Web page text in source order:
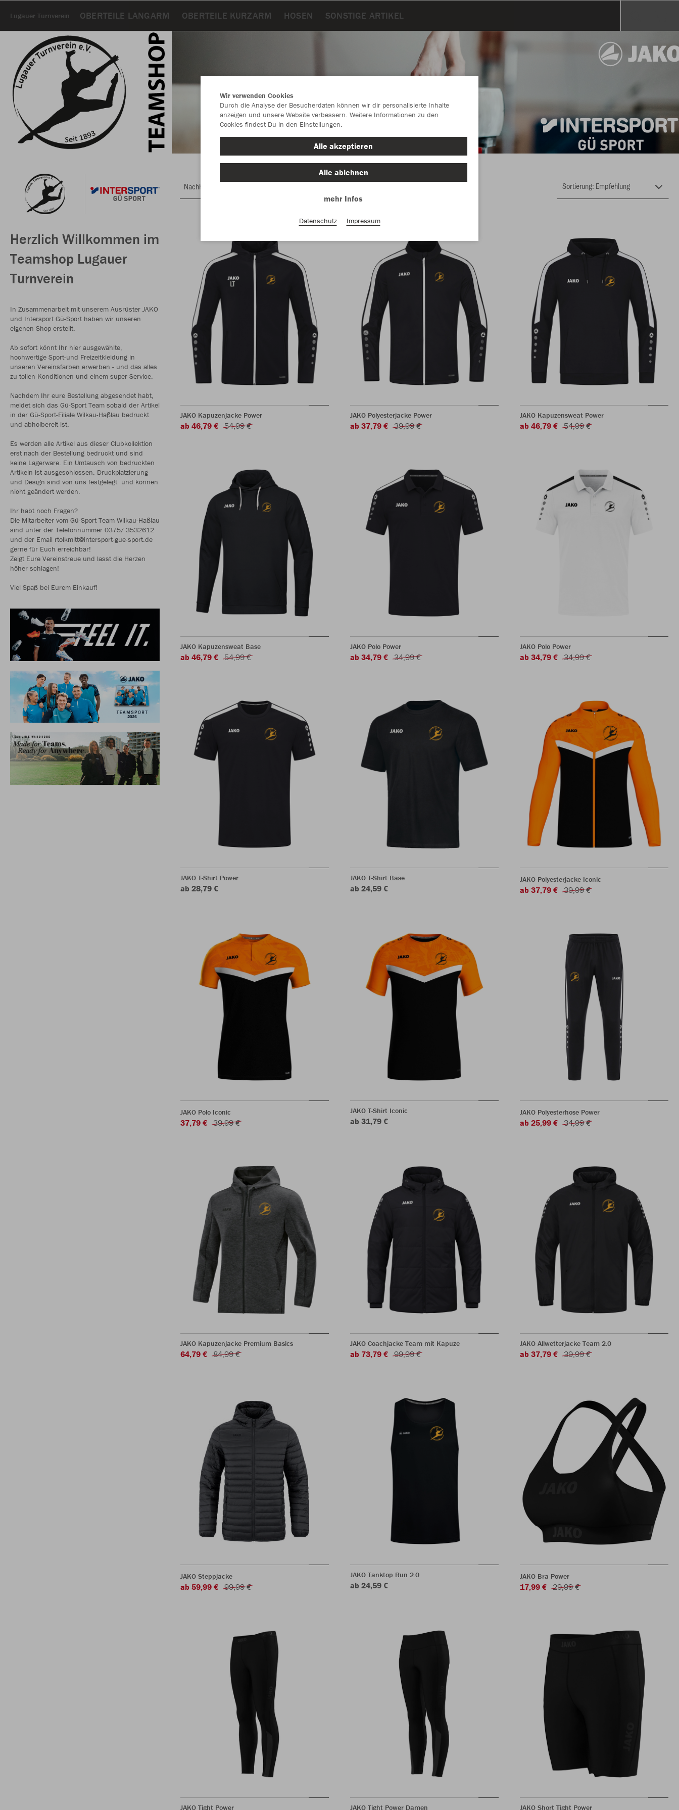
Lugauer Turnverein OBERTEILE LANGARM OBERTEILE KURZARM HOSEN SONSTIGE ARTIKEL
Herzlich Willkommen im
Teamshop Lugauer
Turnverein
In Zusammenarbeit mit unserem Ausrüster JAKO
und Intersport Gü-Sport haben wir unseren
eigenen Shop erstellt.
Ab sofort könnt Ihr hier ausgewählte,
hochwertige Sport-und Freizeitkleidung in
unseren Vereinsfarben erwerben - und das alles
zu tollen Konditionen und einem super Service.
Nachdem Ihr eure Bestellung abgesendet habt,
meldet sich das Gü-Sport Team sobald der Artikel
in der Gü-Sport-Filiale Wilkau-Haßlau bedruckt
und abholbereit ist.
Es werden alle Artikel aus dieser Clubkollektion
erst nach der Bestellung bedruckt und sind
keine Lagerware. Ein Umtausch von bedruckten
Artikeln ist ausgeschlossen. Druckplatzierung
und Design sind von uns festgelegt und können
nicht geändert werden.
Ihr habt noch Fragen?
Die Mitarbeiter vom Gü-Sport Team Wilkau-Haßlau
sind unter der Telefonnummer 0375/ 3532612
und der Email rtolkmitt@intersport-gue-sport.de
gerne für Euch erreichbar!
Zeigt Eure Vereinstreue und lasst die Herzen
höher schlagen!
Viel Spaß bei Eurem Einkauf!
Nachhaltig
JAKO Kapuzenjacke Power
ab 46,79 € 54,99 €
JAKO Polyesterjacke Power
ab 37,79 € 39,99 €
JAKO Kapuzensweat Power
ab 46,79 € 54,99 €
JAKO Kapuzensweat Base
ab 46,79 € 54,99 €
JAKO Polo Power
ab 34,79 € 34,99 €
JAKO Polo Power
ab 34,79 € 34,99 €
JAKO T-Shirt Power
ab 28,79 €
JAKO T-Shirt Base
ab 24,59 €
JAKO Polyesterjacke Iconic
ab 37,79 € 39,99 €
JAKO Polo Iconic
37,79 € 39,99 €
JAKO T-Shirt Iconic
ab 31,79 €
JAKO Polyesterhose Power
ab 25,99 € 34,99 €
JAKO Kapuzenjacke Premium Basics
64,79 € 84,99 €
JAKO Coachjacke Team mit Kapuze
ab 73,79 € 99,99 €
JAKO Allwetterjacke Team 2.0
ab 37,79 € 39,99 €
JAKO Steppjacke
ab 59,99 € 99,99 €
JAKO Tanktop Run 2.0
ab 24,59 €
JAKO Bra Power
17,99 € 29,99 €
JAKO Tight Power JAKO Tight Power Damen JAKO Short Tight Power
Wir verwenden Cookies
Durch die Analyse der Besucherdaten können wir dir personalisierte Inhalte
anzeigen und unsere Website verbessern. Weitere Informationen zu den
Cookies findest Du in den Einstellungen.
Alle akzeptieren
Alle ablehnen
mehr Infos
Datenschutz Impressum